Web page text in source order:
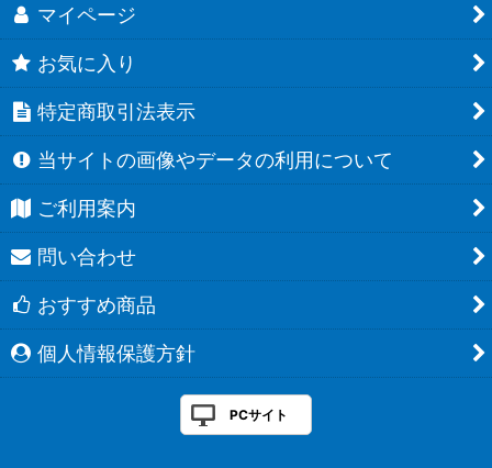
マイページ
お気に入り
特定商取引法表示
当サイトの画像やデータの利用について
ご利用案内
問い合わせ
おすすめ商品
個人情報保護方針
PCサイト